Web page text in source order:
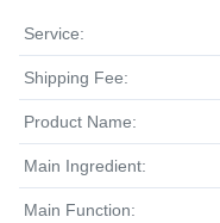
Service:
Shipping Fee:
Product Name:
Main Ingredient:
Main Function: